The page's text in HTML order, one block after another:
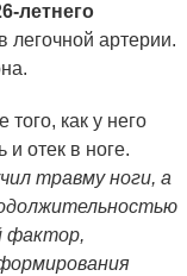
летнего
легочной артерии.
как у него
и отек в ноге.
травму ноги, а
фактор,